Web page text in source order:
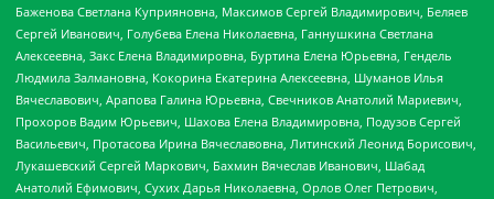
Баженова Светлана Куприяновна, Максимов Сергей Владимирович, Беляев
Сергей Иванович, Голубева Елена Николаевна, Ганнушкина Светлана
Алексеевна, Закс Елена Владимировна, Буртина Елена Юрьевна, Гендель
Людмила Залмановна, Кокорина Екатерина Алексеевна, Шуманов Илья
Вячеславович, Арапова Галина Юрьевна, Свечников Анатолий Мариевич,
Прохоров Вадим Юрьевич, Шахова Елена Владимировна, Подузов Сергей
Васильевич, Протасова Ирина Вячеславовна, Литинский Леонид Борисович,
Лукашевский Сергей Маркович, Бахмин Вячеслав Иванович, Шабад
Анатолий Ефимович, Сухих Дарья Николаевна, Орлов Олег Петрович,